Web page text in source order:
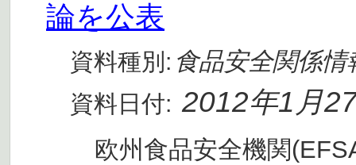
論を公表
資料種別: 食品安全関係情
資料日付: 2012年1月
欧州食品安全機関